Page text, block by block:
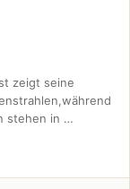
zeigt seine
stehen in …